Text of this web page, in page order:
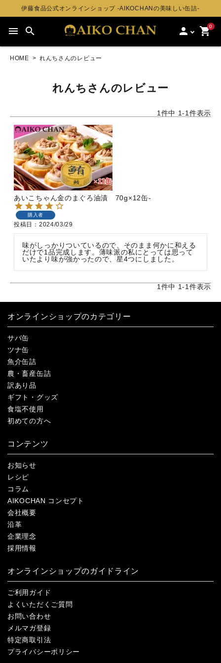
伊藤食品公式オンラインショップ -AIKOCHANの美味しい缶詰-
menu search person 0
shopping_cart
HOME れんちさんのレビュー
れんちさんのレビュー
1 件中 1-1 件表示
あいこちゃん金のまぐろ油漬 70g×12缶-
購入者
投稿日 2024/03/29
味がしっかりついているので、そのまま何かに和える
だけで1品完成します。薄味派の私にとっては思って
いたより味が強かったので、星4つにしました。
1 件中 1-1 件表示
オンラインショップのカテゴリー
サバ缶
ツナ缶
魚介缶詰
農・畜産缶詰
訳あり品
ギフト・グッズ
食塩不使用
初めての方へ
コンテンツ
お知らせ
レシピ
コラム
AIKOCHAN コンセプト
会社概要
沿革
企業理念
採用情報
オンラインショップのガイドライン
ご利用ガイド
よくいただくご質問
お問い合わせ
メルマガ登録
特定商取引法
プライバシーポリシー